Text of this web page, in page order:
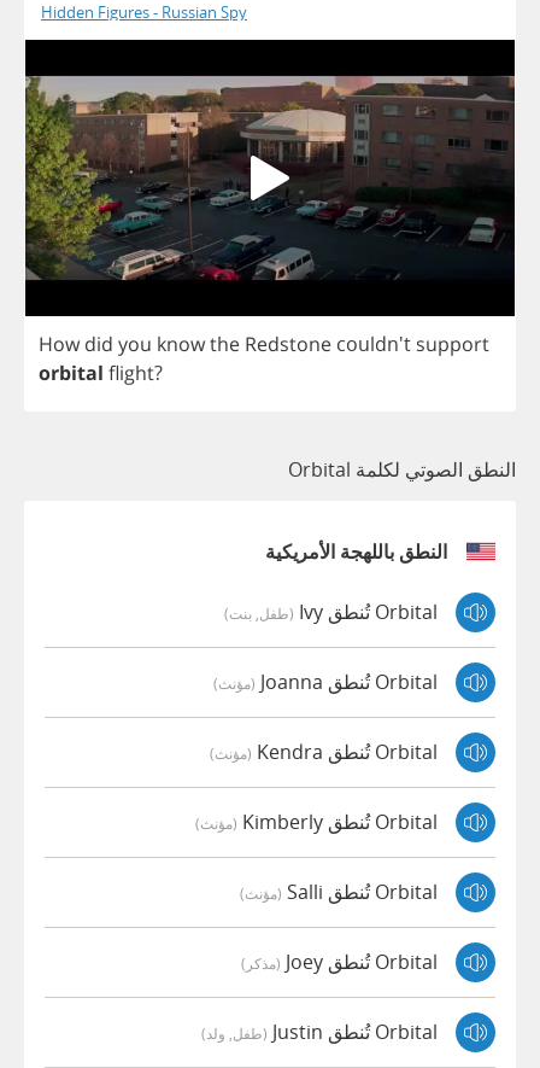
Hidden Figures - Russian Spy
How did you knowthe Redstone couldn't support
orbital flight?
النطق الصوتي لكلمة Orbital
النطق باللهجة الأمريكية
Orbital تُنطق Ivy (طفل, بنت)
Orbital تُنطق Joanna (مؤنث)
Orbital تُنطق Kendra (مؤنث)
Orbital تُنطق Kimberly (مؤنث)
Orbital تُنطق Salli (مؤنث)
Orbital تُنطق Joey (مذكر)
Orbital تُنطق Justin (طفل, ولد)